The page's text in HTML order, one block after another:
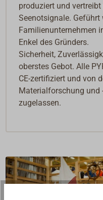
produziert und
Seenotsignale. Geführt
Familienunternehmen
Enkel des Gründers.
Sicherheit,
oberstes Gebot. Alle
CE-zertifiziert und von
Materialforschung und
zugelassen.